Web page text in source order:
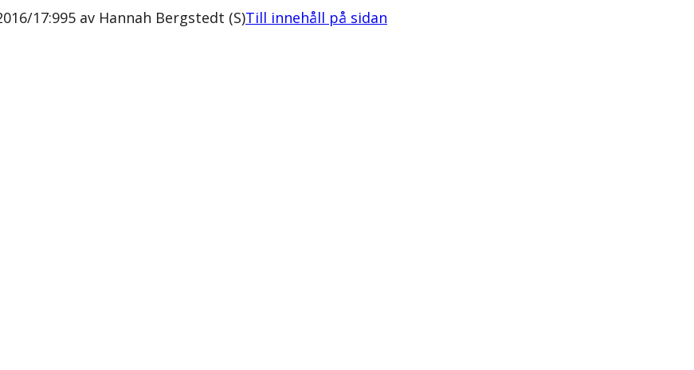
17:995 av Hannah Bergstedt (S)Till innehåll på sidan